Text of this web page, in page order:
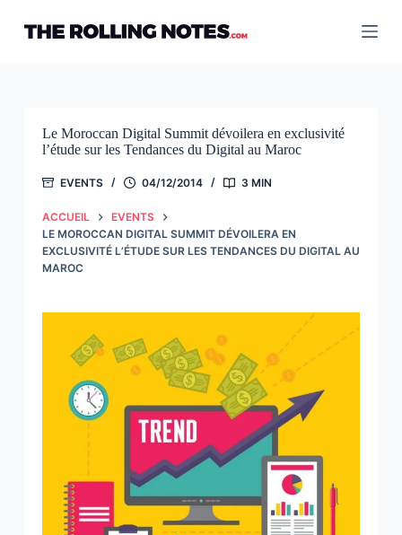
contenu
Le Moroccan Digital Summit dévoilera en exclusivité
l’étude sur les Tendances du Digital au Maroc
EVENTS 04/12/2014 3 MIN
ACCUEIL
EVENTS
LE MOROCCAN DIGITAL SUMMIT DÉVOILERA EN
EXCLUSIVITÉ L’ÉTUDE SUR LES TENDANCES DU DIGITAL AU
MAROC